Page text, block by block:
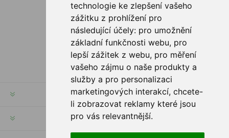
technologie ke zlepšení vašeho
zážitku z prohlížení pro
následující účely: pro umožnění
základní funkčnosti webu, pro
lepší zážitek z webu, pro měření
vašeho zájmu o naše produkty a
služby a pro personalizaci
marketingových interakcí, chcete-
li zobrazovat reklamy které jsou
pro vás relevantnější.
Newsletter
S'INSCRIRE
INFORMATION
MON COMPTE